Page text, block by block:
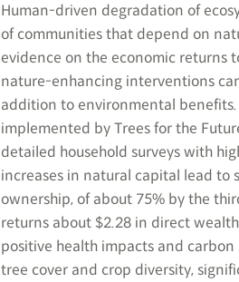
Human-driven degradation of
of communities that depend on
evidence on the economic returns
nature-enhancing interventions
addition to environmental
implemented by Trees for the
detailed household surveys with
increases in natural capital lead to
ownership, of about 75% by the
returns about $2.28 in direct
positive health impacts and
tree cover and crop diversity,